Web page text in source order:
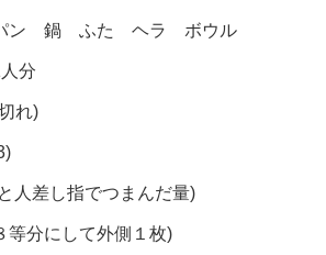
パン 鍋 ふた ヘラ ボウル
分
れ)
人差し指でつまんだ量)
分にして外側１枚)